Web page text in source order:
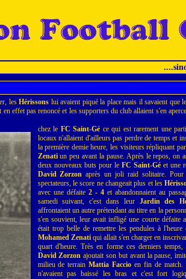
lesHérissons lui avaient piqué la place mais il savaient que
en effet pas renoncé et les supporters du club allaient s'en
chez le FC Saint-Gé ce qui est rarement une
locaux n'allaient d'ailleurs pas perdre de temps et
la première demie heure, les visiteurs répliquant
Zenatiun peu avant la pause. Après le repos, on
deux nouveaux buts pour le FC Saint-Gé et une
David Zorzon après un joli raid solitaire.
spectateurs, le score ne changeait plus et les
avec une défaite 2 - 4et abandonnaient au
samedi suivant, c'est dans leur Jardin des
affrontaient un autre prétendant au titre en la
s'en souvient, leur avait infligé une courte défaite
était trop belle de remettre les pendules à l'heure
Mohamed Zenatiqui allait s'en charger en
quart d'heure. Très en forme ces derniers
David Zorzon ajoutait son but avant la pause,
milieu de terrainMattia Faccio en fin de match.
n'avaient pas baissé les bras et c'est fort